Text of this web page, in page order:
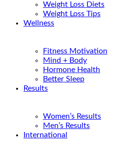
Weight Loss Diets
Weight Loss Tips
Wellness
Fitness Motivation
Mind + Body
Hormone Health
Better Sleep
Results
Women’s Results
Men’s Results
International